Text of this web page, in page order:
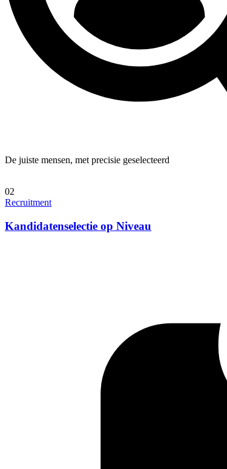
De juiste mensen, met precisie geselecteerd
02
Recruitment
Kandidatenselectie op Niveau